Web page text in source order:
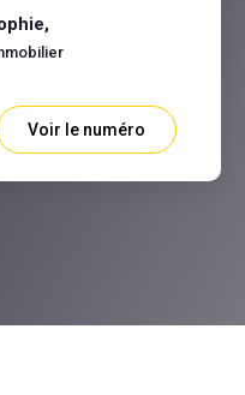
,
Voir le numéro